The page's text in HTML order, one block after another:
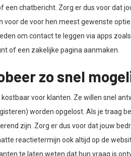
een chatbericht. Zorg er dus voor dat
voor de voor hen meest gewenste
om contact te leggen via apps
of een zakelijke pagina aanmaken.
zo snel
kostbaar voor klanten. Ze willen snel
worden opgelost. Als je traag
zijn. Zorg er dus voor dat jouw
reactietermijn ook altijd op de
te laten weten dat hun vraag is